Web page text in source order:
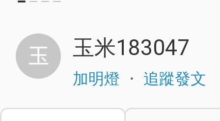
玉米183047
加明燈 ・ 追蹤發文